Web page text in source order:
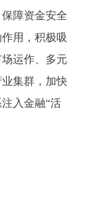
障资金安全
用，积极吸
运作、多元
集群，加快
入金融“活